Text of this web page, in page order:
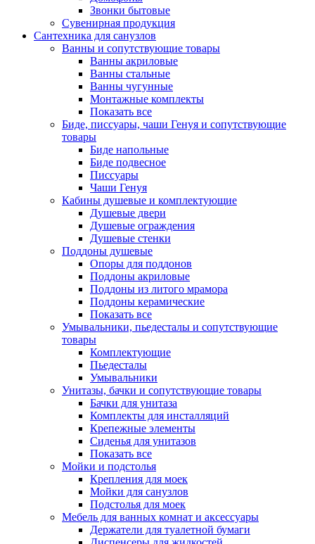
Звонки бытовые
Сувенирная продукция
Сантехника для санузлов
Ванны и сопутствующие товары
Ванны акриловые
Ванны стальные
Ванны чугунные
Монтажные комплекты
Показать все
Биде, писсуары, чаши Генуя и сопутствующие
товары
Биде напольные
Биде подвесное
Писсуары
Чаши Генуя
Кабины душевые и комплектующие
Душевые двери
Душевые ограждения
Душевые стенки
Поддоны душевые
Опоры для поддонов
Поддоны акриловые
Поддоны из литого мрамора
Поддоны керамические
Показать все
Умывальники, пьедесталы и сопутствующие
товары
Комплектующие
Пьедесталы
Умывальники
Унитазы, бачки и сопутствующие товары
Бачки для унитаза
Комплекты для инсталляций
Крепежные элементы
Сиденья для унитазов
Показать все
Мойки и подстолья
Крепления для моек
Мойки для санузлов
Подстолья для моек
Мебель для ванных комнат и аксессуары
Держатели для туалетной бумаги